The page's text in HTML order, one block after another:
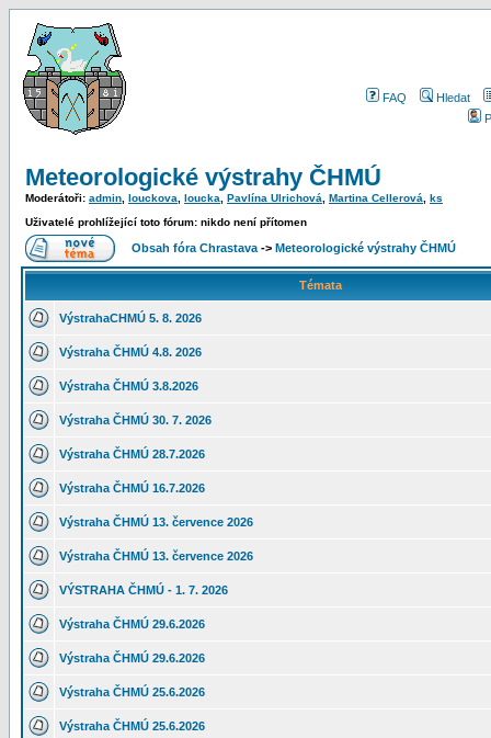
FAQ
Hledat
Meteorologické výstrahy ČHMÚ
Moderátoři: admin louckova loucka Pavlína Ulrichová Martina Cellerová
ks
Uživatelé prohlížející toto fórum: nikdo není přítomen
Obsah fóra Chrastava -> Meteorologické výstrahy ČHMÚ
Témata
VýstrahaCHMÚ 5. 8. 2026
Výstraha ČHMÚ 4.8. 2026
Výstraha ČHMÚ 3.8.2026
Výstraha ČHMÚ 30. 7. 2026
Výstraha ČHMÚ 28.7.2026
Výstraha ČHMÚ 16.7.2026
Výstraha ČHMÚ 13. července 2026
Výstraha ČHMÚ 13. července 2026
VÝSTRAHA ČHMÚ - 1. 7. 2026
Výstraha ČHMÚ 29.6.2026
Výstraha ČHMÚ 29.6.2026
Výstraha ČHMÚ 25.6.2026
Výstraha ČHMÚ 25.6.2026